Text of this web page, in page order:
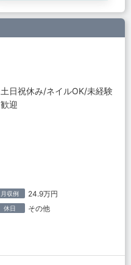
土日祝休み/ネイルOK/未経験
歓迎
月収例 24.9万円
休日 その他